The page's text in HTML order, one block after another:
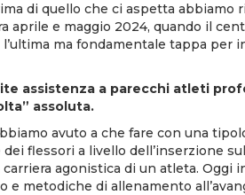
di quello che ci aspetta abbiamo
aprile e maggio 2024, quando il
l’ultima ma fondamentale tappa per
assistenza a parecchi atleti
assoluta.
avuto a che fare con una
flessori a livello dell’inserzione
agonistica di un atleta. Oggi
e metodiche di allenamento